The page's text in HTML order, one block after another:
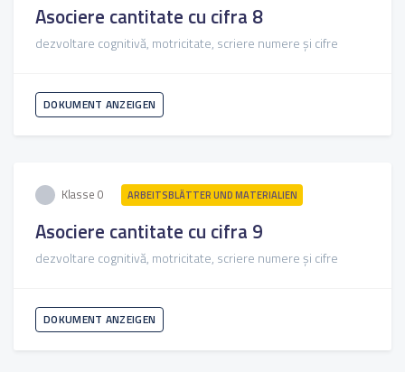
Asociere cantitate cu cifra 8
dezvoltare cognitivă, motricitate, scriere numere și cifre
DOKUMENT ANZEIGEN
Klasse 0 ARBEITSBLÄTTER UND MATERIALIEN
Asociere cantitate cu cifra 9
dezvoltare cognitivă, motricitate, scriere numere și cifre
DOKUMENT ANZEIGEN